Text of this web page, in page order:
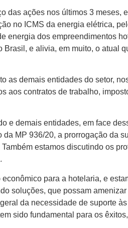
das ações nos últimos 3 meses,
no ICMS da energia elétrica,
energia dos empreendimentos
e alivia, em muito, o atual
as demais entidades do setor,
aos contratos de trabalho,
e demais entidades, em face
MP 936/20, a prorrogação da
estamos discutindo os
para a hotelaria, e
soluções, que possam
da necessidade de suporte
sido fundamental para os